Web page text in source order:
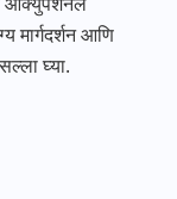
मार्गदर्शन आणि
घ्या.